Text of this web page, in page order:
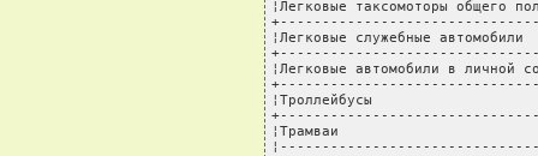
¦Легковые таксомоторы
¦Легковые служебные
¦Легковые автомобили в
¦Троллейбусы
¦Трамваи